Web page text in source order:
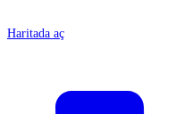
Haritada aç